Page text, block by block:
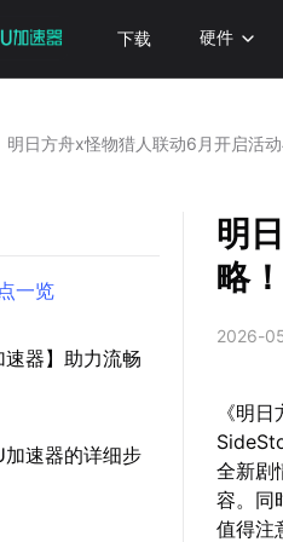
下载 硬件
明日方舟x怪物猎人联动6月开启活动
一览
器】助力流畅
加速器的详细步
明
略！
2026-
《明
全新剧
容。同
值得注